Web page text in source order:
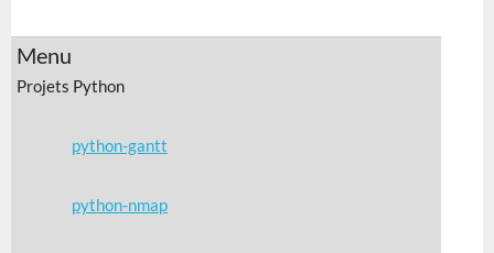
Projets Python
python-gantt
python-nmap